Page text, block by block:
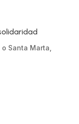
Santa Marta,